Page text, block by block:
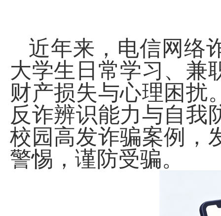
近年来，电信网络
大学生日常学习、兼
财产损失与心理困扰
反诈辨识能力与自我
校园高发诈骗案例，
警惕，谨防受骗。